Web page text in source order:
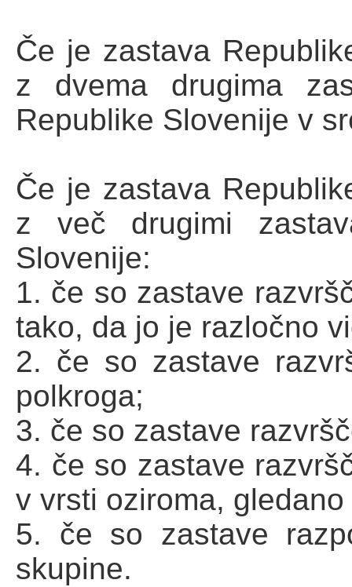
Če je zastava
z dvema drugima
Republike Slovenije v
Če je zastava
z več drugimi
Slovenije:
1. če so zastave
tako, da jo je razločno
2. če so zastave
polkroga;
3. če so zastave
4. če so zastave
v vrsti oziroma,
5. če so zastave
skupine.